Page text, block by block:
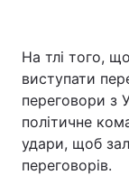
На тлі того,
виступати
переговори з
політичне
удари, щоб
переговорів.